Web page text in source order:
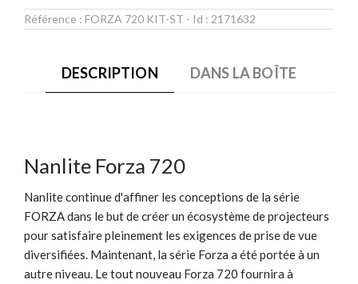
Référence : FORZA 720 KIT-ST - Id : 2171632
DESCRIPTION DANS LA BOÎTE
Nanlite Forza 720
Nanlite continue d'affiner les conceptions de la série
FORZA dans le but de créer un écosystème de projecteurs
pour satisfaire pleinement les exigences de prise de vue
diversifiées. Maintenant, la série Forza a été portée à un
autre niveau. Le tout nouveau Forza 720 fournira à